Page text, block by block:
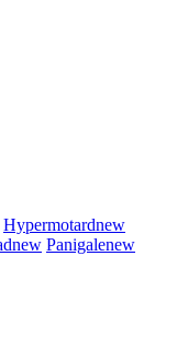
Hypermotardnew
new Panigalenew